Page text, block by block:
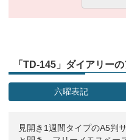
「TD-145」ダイアリー
六曜表記
見開き1週間タイプのA5判